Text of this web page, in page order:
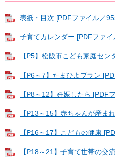
表紙・目次 [PDFファイル／
子育てカレンダー [PDFファイ
【P5】松阪市こども家庭セ
【P6～7】たまひよプラン
【P8～12】妊娠したら [PDF
【P13～15】赤ちゃんが産ま
【P16～17】こどもの健康
【P18～21】子育て世帯の交